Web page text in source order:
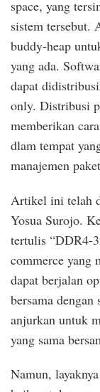
space, yang
sistem tersebut.
buddy-heap
yang ada.
dapat
only. Distribusi
memberikan
dlam tempat
manajemen
Artikel ini telah
Yosua Surojo.
tertulis “DDR4-
commerce yang
dapat berjalan
bersama
anjurkan untuk
yang sama
Namun,